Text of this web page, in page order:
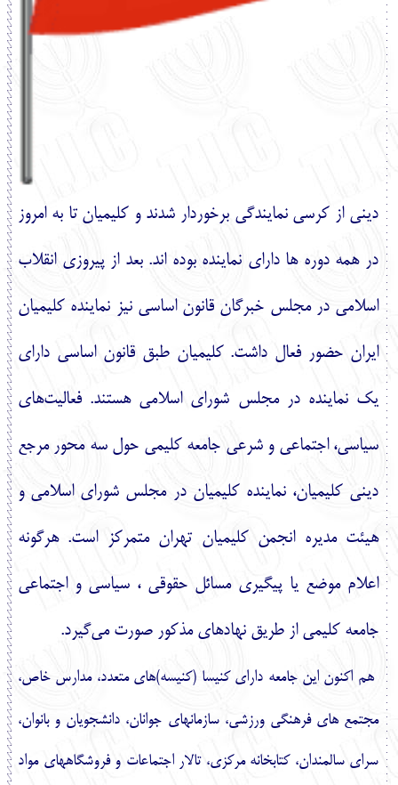
ديني از كرسي نمايندگي برخوردار شدند و كليميان تا به امروز
در همه دوره‏ ها داراي نماينده بوده ‏اند. بعد از پيروزي انقلاب
اسلامي در مجلس خبرگان قانون اساسي نيز نماينده كليميان
ايران حضور فعال داشت. كليميان طبق قانون اساسي داراي
يك نماينده در مجلس شوراي اسلامي هستند. فعاليت‌هاي
سياسي، اجتماعي و شرعي جامعه كليمي حول سه محور مرجع
ديني كليميان، نماينده كليميان در مجلس شوراي اسلامي و
هيئت مديره انجمن كليميان تهران متمركز است. هرگونه
اعلام موضع يا پيگيري مسائل حقوقي ، سياسي و اجتماعي
جامعه كليمي از طريق نهادهاي مذكور صورت مي‌گيرد.
هم ‏اكنون اين جامعه داراي كنيسا (كنيسه)‏هاي متعدد، مدارس خاص،
مجتمع ‏هاي فرهنگي ورزشي، سازمان‏هاي جوانان، دانشجويان و بانوان،
سراي سالمندان، كتابخانه مركزي، تالار اجتماعات و فروشگاه‏هاي مواد